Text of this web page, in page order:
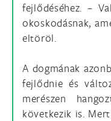
fejlődéséhez. –
okoskodásnak,
eltöröl.
A dogmának
fejlődnie és
merészen
következik is.